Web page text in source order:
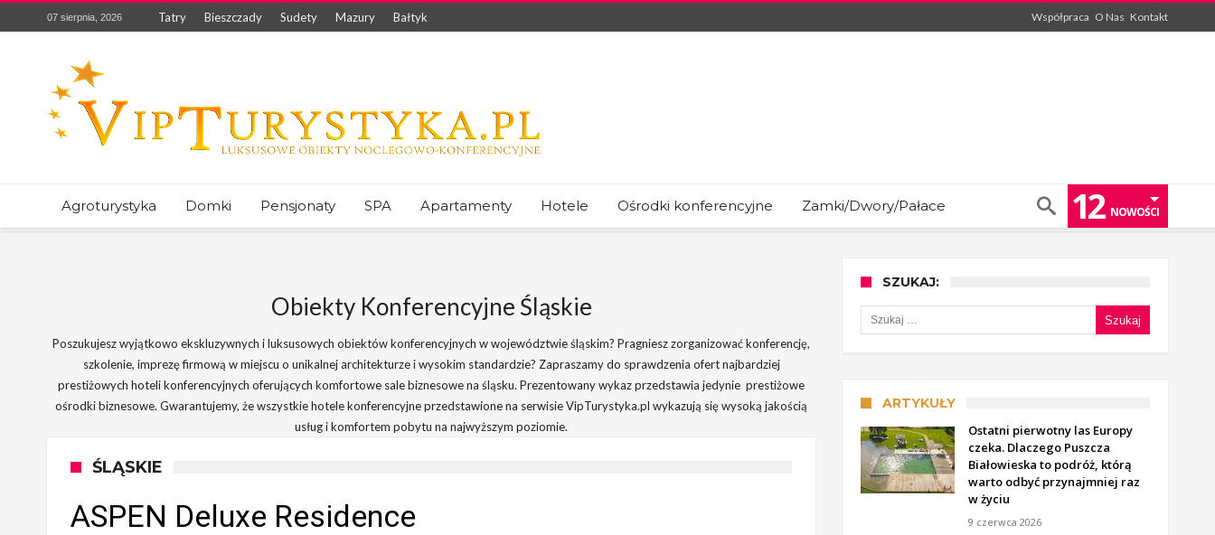
07 sierpnia, 2026 Tatry Bieszczady Sudety Mazury Bałtyk Współpraca O Nas Kontakt
Agroturystyka Domki Pensjonaty SPA Apartamenty Hotele Ośrodki konferencyjne Zamki/Dwory/Pałace 12 NOWOŚCI
Obiekty Konferencyjne Śląskie
Poszukujesz wyjątkowo ekskluzywnych i luksusowych obiektów konferencyjnych w województwie śląskim? Pragniesz zorganizować konferencję,
szkolenie, imprezę firmową w miejscu o unikalnej architekturze i wysokim standardzie? Zapraszamy do sprawdzenia ofert najbardziej
prestiżowych hoteli konferencyjnych oferujących komfortowe sale biznesowe na śląsku. Prezentowany wykaz przedstawia jedynie prestiżowe
ośrodki biznesowe. Gwarantujemy, że wszystkie hotele konferencyjne przedstawione na serwisie VipTurystyka.pl wykazują się wysoką jakością
usług i komfortem pobytu na najwyższym poziomie.
ŚLĄSKIE
ASPEN Deluxe Residence
SZUKAJ:
Szukaj:
ARTYKUŁY
Ostatni pierwotny las Europy
czeka. Dlaczego Puszcza
Białowieska to podróż, którą
warto odbyć przynajmniej raz
w życiu
9 czerwca 2026